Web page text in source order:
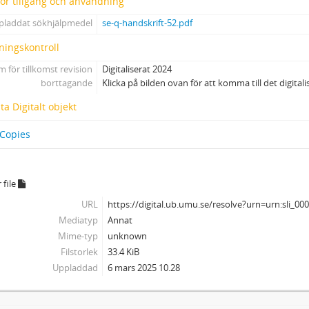
31 - Utkast till artiklar och texter 1998, u å
C - Korrespondens
D - Handlingar rörande arkivbildarens verksamhet
E - Samlingar
Bilaga
sökhjälpmedel se-q-handskrift-52.pdf
för tillkomst revision
borttagande
Digitaliserat 2024
Klicka på bilden ovan för att komma till det
Digitalt objekt
file
URL
https://digital.ub.umu.se/
Mediatyp
Annat
Mime-typ
unknown
Filstorlek
33.4 KiB
Uppladdad
6 mars 2025 10.28